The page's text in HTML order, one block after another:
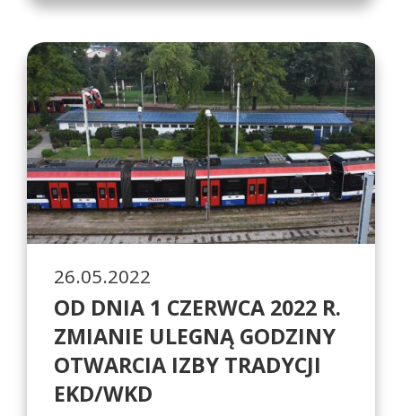
26.05.2022
OD DNIA 1 CZERWCA 2022 R.
ZMIANIE ULEGNĄ GODZINY
OTWARCIA IZBY TRADYCJI
EKD/WKD